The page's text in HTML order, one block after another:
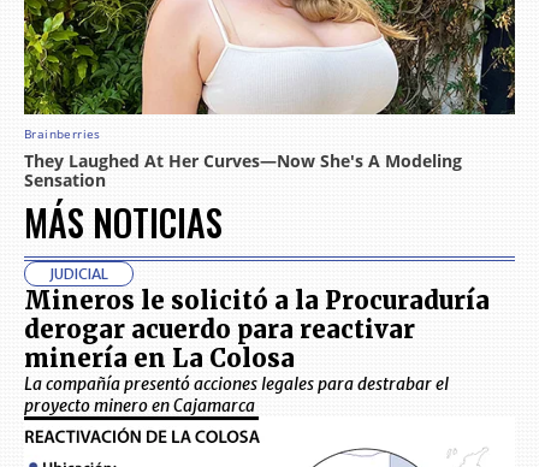
MÁS NOTICIAS
JUDICIAL
Mineros le solicitó a la Procuraduría
derogar acuerdo para reactivar
minería en La Colosa
La compañía presentó acciones legales para destrabar el
proyecto minero en Cajamarca